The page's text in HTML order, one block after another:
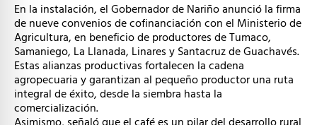
En la instalación, el Gobernador de Nariño anunció la firma
de nueve convenios de cofinanciación con el Ministerio de
Agricultura, en beneficio de productores de Tumaco,
Samaniego, La Llanada, Linares y Santacruz de Guachavés.
Estas alianzas productivas fortalecen la cadena
agropecuaria y garantizan al pequeño productor una ruta
integral de éxito, desde la siembra hasta la
comercialización.
Asimismo, señaló que el café es un pilar del desarrollo rural